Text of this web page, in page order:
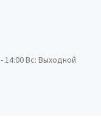
14:00 Вс: Выходной